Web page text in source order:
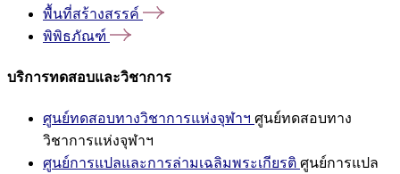
พื้นที่สร้างสรรค์
พิพิธภัณฑ์
บริการทดสอบและวิชาการ
ศูนย์ทดสอบทางวิชาการแห่งจุฬาฯ ศูนย์ทดสอบทาง
วิชาการแห่งจุฬาฯ
ศูนย์การแปลและการล่ามเฉลิมพระเกียรติ ศูนย์การแปล